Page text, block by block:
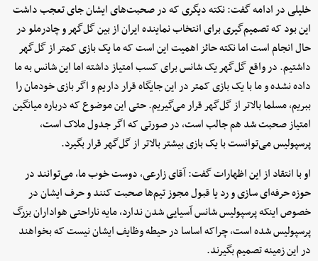
خلیلی در ادامه گفت: نکته‌ دیگری که در صحبت‌های ایشان جای تعجب داشت
این بود که تصمیم‌گیری برای انتخاب نماینده ایران از بین گل‌گهر و چادرملو در
حال انجام است اما نکته حائز اهمیت این است که ما یک بازی کمتر از گل‌گهر
داشتیم. در واقع گل‌گهر یک شانس برای کسب امتیاز داشته اما این شانس به ما
داده نشده و ما با یک بازی کمتر در این جایگاه قرار داریم و اگر بازی خودمان را
ببریم، مسلما بالاتر از گل‌گهر قرار می‌گیریم. حتی این موضوع که درباره میانگین
امتیاز صحبت شد هم جالب است، در صورتی که اگر جدول ملاک است،
پرسپولیس می‌توانست با یک بازی بیشتر بالاتر از گل‌گهر قرار بگیرد.
او با انتقاد از این اظهارات گفت: آقای زارعی، دوست خوب ما، می‌توانند در
حوزه حرفه‌ای سازی و رد یا قبول مجوز تیم‌ها صحبت کنند و حرف ایشان در
خصوص اینکه پرسپولیس شانس آسیایی شدن ندارد، مایه ناراحتی هواداران بزرگ
پرسپولیس شده است، چراکه اساسا در حیطه وظایف ایشان نیست که بخواهند
در این زمینه تصمیم بگیرند.